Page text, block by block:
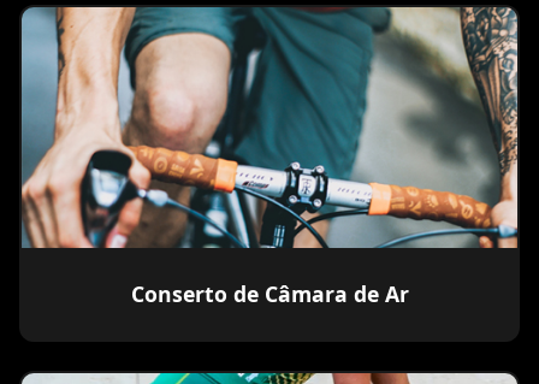
Conserto de Câmara de Ar